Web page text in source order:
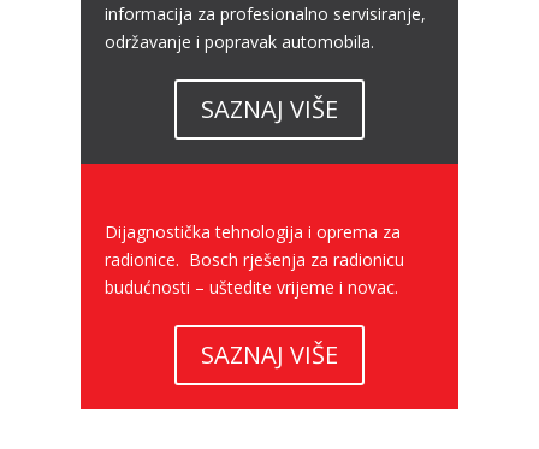
informacija za profesionalno servisiranje,
održavanje i popravak automobila.
SAZNAJ VIŠE
Dijagnostička tehnologija i oprema za
radionice. Bosch rješenja za radionicu
budućnosti – uštedite vrijeme i novac.
SAZNAJ VIŠE